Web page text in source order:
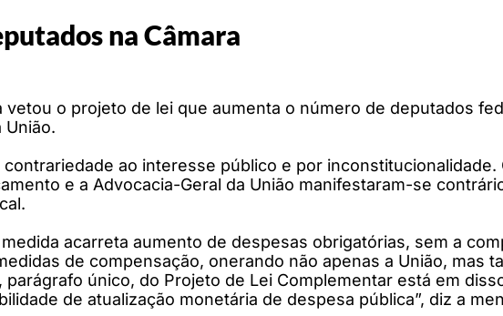
na Câmara
o projeto de lei que aumenta o número de deputados
União.
ao interesse público e por
e a Advocacia-Geral da União manifestaram-se
acarreta aumento de despesas obrigatórias, sem a
de compensação, onerando não apenas a União, mas
único, do Projeto de Lei Complementar está em
de atualização monetária de despesa pública”, diz a